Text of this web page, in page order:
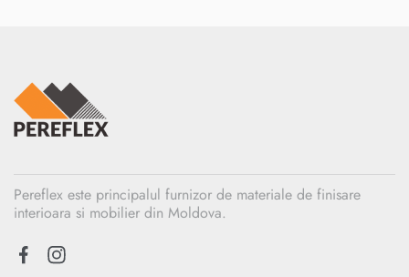
Pereflex este principalul furnizor de materiale de finisare
interioara si mobilier din Moldova.